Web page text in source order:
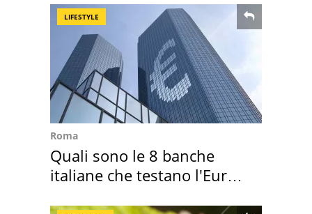
LIFESTYLE
Roma
Quali sono le 8 banche
italiane che testano l'Euro